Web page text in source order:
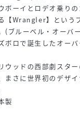
ボーイとロデオ乗り
【Wrangler】という
(ブルーベル・オーバ
ボロで誕生したオー
ウッドの西部劇スタ
まさに世界初のデザ
製